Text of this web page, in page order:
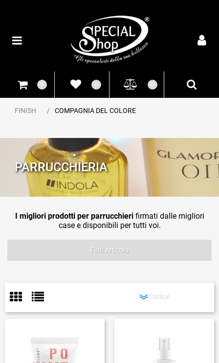
0 0 0
FINISH COMPAGNIA DEL COLORE
PARRUCCHIERIA
I migliori prodotti per parrucchierifirmati dalle migliori
case e disponibili per tutti voi.
Filtri Articolo